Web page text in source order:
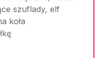
szuflady, elf
koła